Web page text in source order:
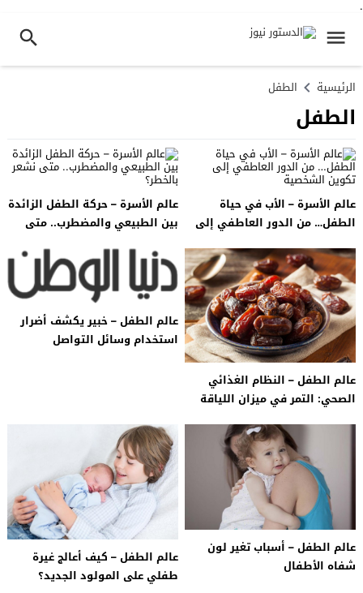
.
الرئيسية الطفل
الطفل
عالم الأسرة – الأب في حياة
الطفل… من الدور العاطفي إلى
عالم الأسرة – حركة الطفل الزائدة
بين الطبيعي والمضطرب.. متى
عالم الطفل – النظام الغذائي
الصحي: التمر في ميزان اللياقة
عالم الطفل – خبير يكشف أضرار
استخدام وسائل التواصل
عالم الطفل – أسباب تغير لون
شفاه الأطفال
عالم الطفل – كيف أعالج غيرة
طفلي على المولود الجديد؟